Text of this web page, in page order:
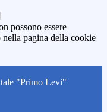
possono essere
pagina della cookie
"Primo Levi"